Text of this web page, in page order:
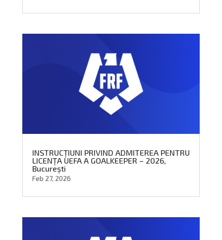
INSTRUCȚIUNI PRIVIND ADMITEREA PENTRU
LICENȚA UEFA A GOALKEEPER – 2026,
București
Feb 27, 2026